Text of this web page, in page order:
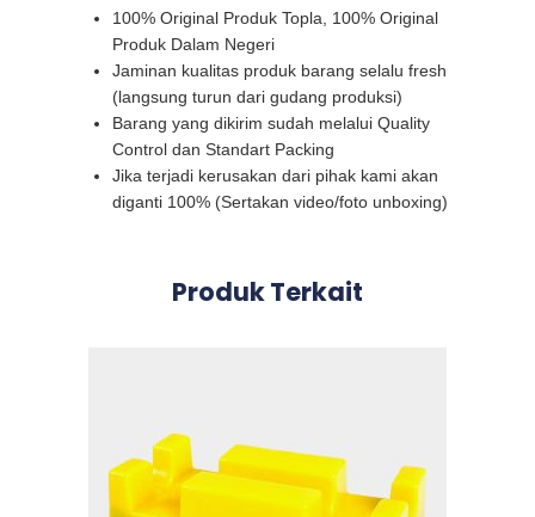
100% Original Produk Topla, 100% Original
Produk Dalam Negeri
Jaminan kualitas produk barang selalu fresh
(langsung turun dari gudang produksi)
Barang yang dikirim sudah melalui Quality
Control dan Standart Packing
Jika terjadi kerusakan dari pihak kami akan
diganti 100% (Sertakan video/foto unboxing)
Produk Terkait